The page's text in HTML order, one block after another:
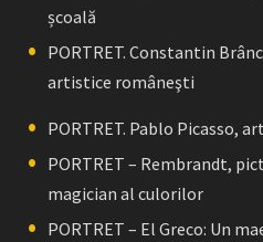
școală
PORTRET. Constantin
artistice româneşti
PORTRET. Pablo Picasso,
PORTRET – Rembrandt,
magician al culorilor
PORTRET – El Greco: Un